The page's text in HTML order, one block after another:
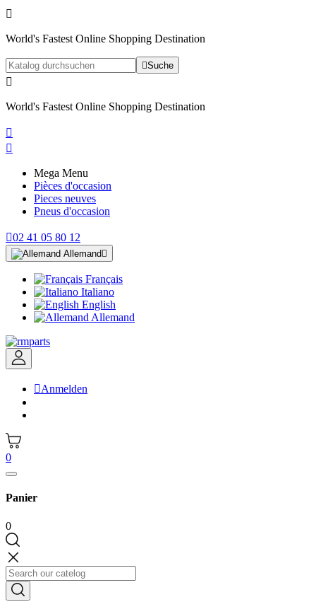

World's Fastest Online Shopping Destination
Suche

World's Fastest Online Shopping Destination


Mega Menu
Pièces d'occasion
Pieces neuves
Pneus d'occasion
02 41 05 80 12
Allemand 
Français
Italiano
English
Allemand
Anmelden
0
Panier
0